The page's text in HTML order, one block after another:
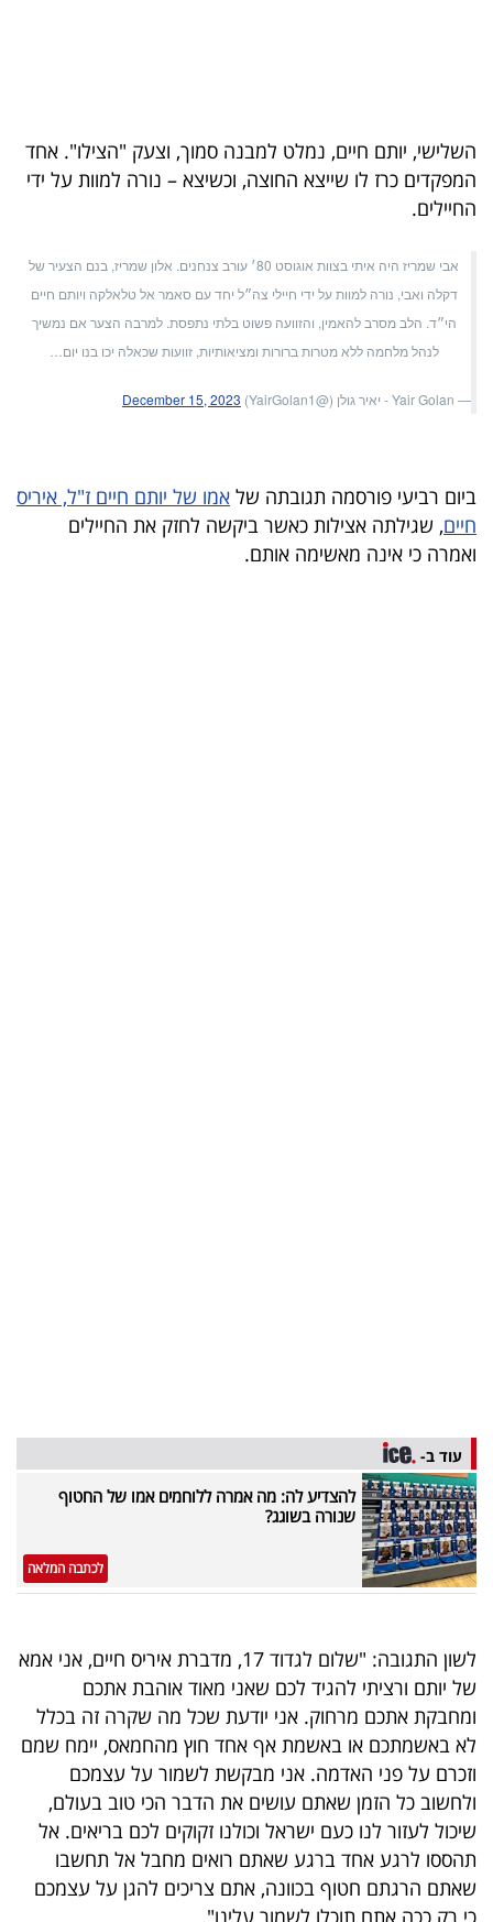
השלישי, יותם חיים, נמלט למבנה סמוך, וצעק "הצילו". אחד
המפקדים כרז לו שייצא החוצה, וכשיצא – נורה למוות על ידי
החיילים.
אבי שמריז היה איתי בצוות אוגוסט 80׳ עורב צנחנים. אלון שמריז, בנם הצעיר של
דקלה ואבי, נורה למוות על ידי חיילי צה״ל יחד עם סאמר אל טלאלקה ויותם חיים
הי״ד. הלב מסרב להאמין, והזוועה פשוט בלתי נתפסת. למרבה הצער אם נמשיך
לנהל מלחמה ללא מטרות ברורות ומציאותיות, זוועות שכאלה יכו בנו יום…
— Yair Golan - יאיר גולן (@YairGolan1) December 15, 2023
ביום רביעי פורסמה תגובתה של אמו של יותם חיים ז"ל, איריס
חיים, שגילתה אצילות כאשר ביקשה לחזק את החיילים
ואמרה כי אינה מאשימה אותם.
עוד ב-
להצדיע לה: מה אמרה ללוחמים אמו של החטוף
שנורה בשוגג?
לכתבה המלאה
לשון התגובה: "שלום לגדוד 17, מדברת איריס חיים, אני אמא
של יותם ורציתי להגיד לכם שאני מאוד אוהבת אתכם
ומחבקת אתכם מרחוק. אני יודעת שכל מה שקרה זה בכלל
לא באשמתכם או באשמת אף אחד חוץ מהחמאס, יימח שמם
וזכרם על פני האדמה. אני מבקשת לשמור על עצמכם
ולחשוב כל הזמן שאתם עושים את הדבר הכי טוב בעולם,
שיכול לעזור לנו כעם ישראל וכולנו זקוקים לכם בריאים. אל
תהססו לרגע אחד ברגע שאתם רואים מחבל אל תחשבו
שאתם הרגתם חטוף בכוונה, אתם צריכים להגן על עצמכם
כי רק ככה אתם תוכלו לשמור עלינו".